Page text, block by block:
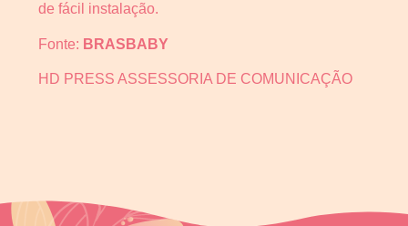
de fácil instalação.
Fonte: BRASBABY
HD PRESS ASSESSORIA DE COMUNICAÇÃO